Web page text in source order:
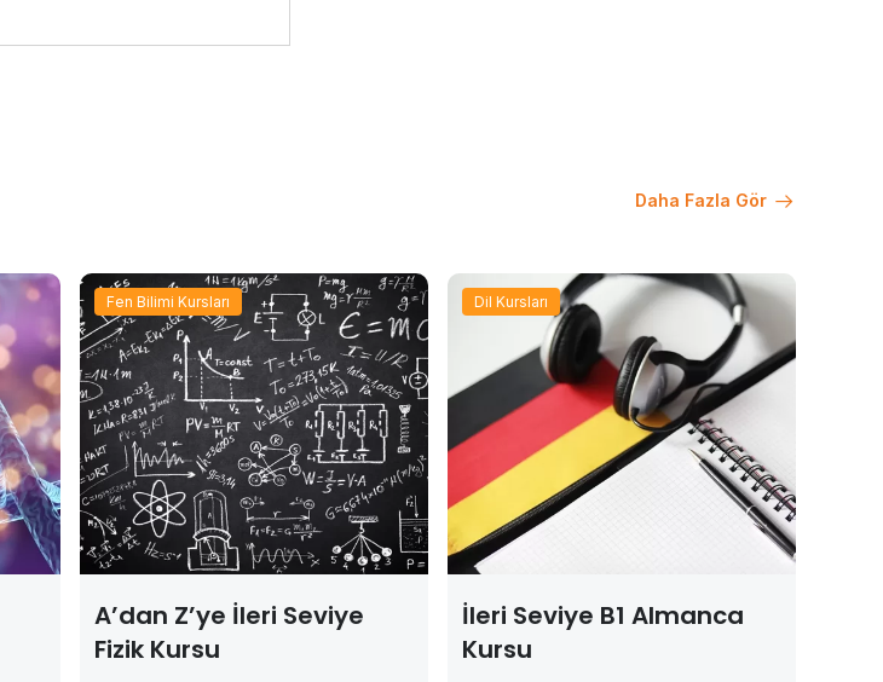
Daha Fazla Gör
Fen Bilimi Kursları
A’dan Z’ye İleri Seviye
Fizik Kursu
Dil Kursları
İleri Seviye B1 Almanca
Kursu